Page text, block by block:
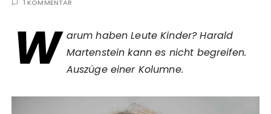
1 KOMMENTAR
W arum haben Leute Kinder? Harald
Martenstein kann es nicht begreifen.
Auszüge einer Kolumne.